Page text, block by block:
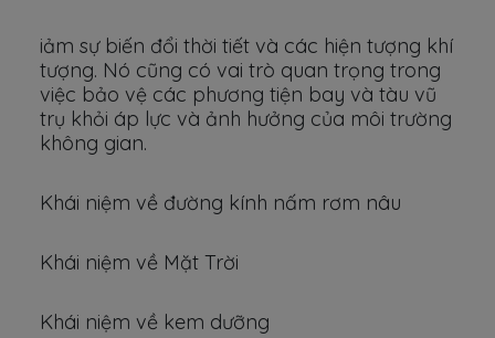
iảm sự biến đổi thời tiết và các hiện tượng khí
tượng. Nó cũng có vai trò quan trọng trong
việc bảo vệ các phương tiện bay và tàu vũ
trụ khỏi áp lực và ảnh hưởng của môi trường
không gian.
Khái niệm về đường kính nấm rơm nâu
Khái niệm về Mặt Trời
Khái niệm về kem dưỡng